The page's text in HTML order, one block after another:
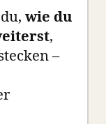
wie du
,
–